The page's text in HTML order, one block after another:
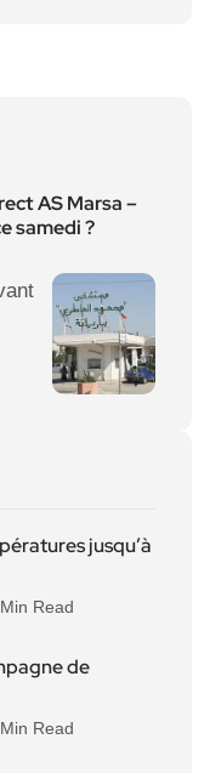
AS Marsa –
samedi ?
jusqu’à
Read
de
Read